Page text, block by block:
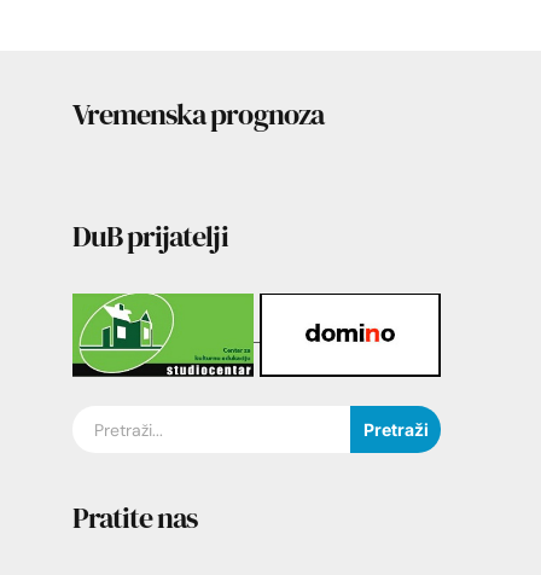
Vremenska prognoza
DuB prijatelji
Pretraži
Pratite nas